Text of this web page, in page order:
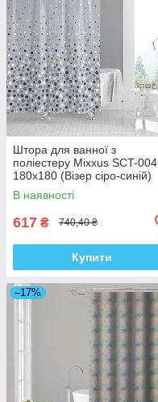
Штора для ванної з
поліестеру Mixxus SCT-
180x180 (Візер сіро-синій)
(AC0652)
В наявності
617 ₴ 740,40 ₴
Купити
–17%